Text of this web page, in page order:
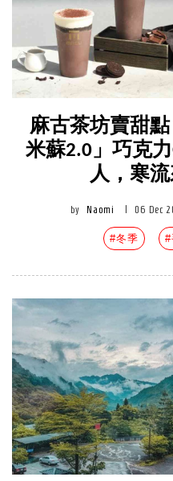
麻古茶坊賣甜
米蘇2.0」巧克
人，寒
by Naomi 06 Dec
#冬季 #